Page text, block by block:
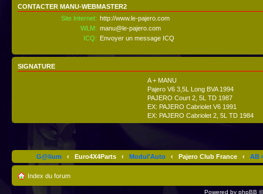
CONTACTER MANU-WEBMASTER2
Site Internet: http://www.le-pajero.com
WLM: manu@le-pajero.com
ICQ: Envoyer un message ICQ
SIGNATURE
A + MANU
Pajero V6 3,5L Long BVA 1994
PAJERO Court 2, 5L TD 1987
EX: PAJERO Cabriolet V6 1991
EX: PAJERO Cabriolet 2, 5L TD 1984
G@lium ‹ Euro4X4Parts ‹ Modul'Auto ‹ Pajero Club France ‹ AB
Index du forum
Powered by phpBB